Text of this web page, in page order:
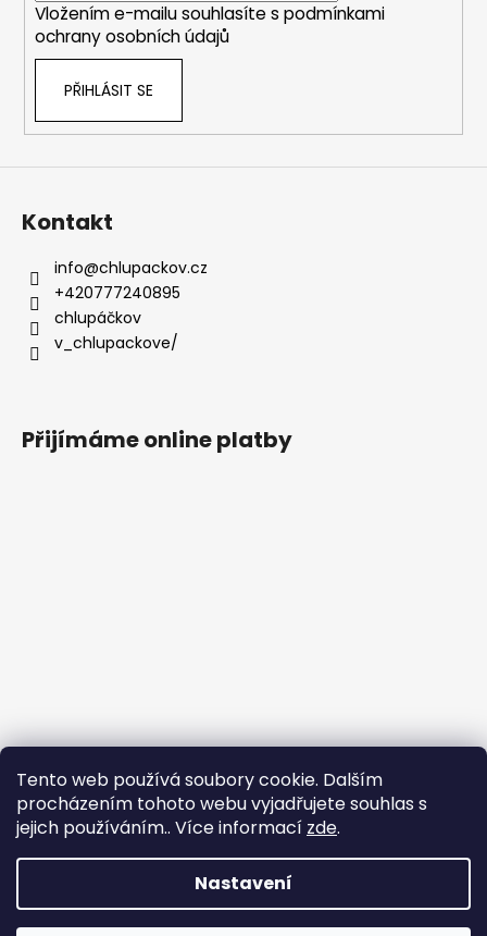
Tento web používá soubory cookie. Dalším
procházením tohoto webu vyjadřujete souhlas s
jejich používáním.. Více informací zde.
Nastavení
Vložením e-mailu souhlasíte s podmínkami
ochrany osobních údajů
PŘIHLÁSIT SE
Kontakt
info@chlupackov.cz
+420777240895
chlupáčkov
v_chlupackove/
Přijímáme online platby